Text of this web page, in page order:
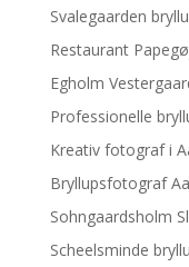
Svalegaarden
Restaurant
Egholm
Professionelle
Kreativ fotograf i
Bryllupsfotograf
Sohngaardsholm
Scheelsminde